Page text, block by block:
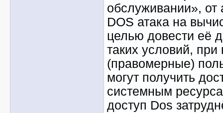
обслуживании»,
DOS атака на
целью довести её
таких условий,
(правомерные)
могут получить
системным
доступ Dos